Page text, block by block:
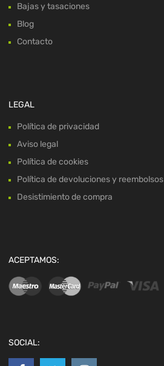
Bajas y tasaciones
Blog
Contacto
LEGAL
Política de privacidad
Aviso legal
Política de cookies
Política de devoluciones y reembolsos
Desistimiento de compra
ACEPTAMOS:
SOCIAL: